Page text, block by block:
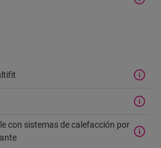
con sistemas de calefacción por